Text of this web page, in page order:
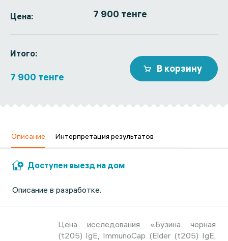
Цена: 7 900 тенге
Итого:
7 900 тенге
В корзину
Описание Интерпретация результатов
Доступен выезд на дом
Описание в разработке.
Цена исследования «Бузина черная
(t205) IgE, ImmunoCap (Elder (t205) IgE,